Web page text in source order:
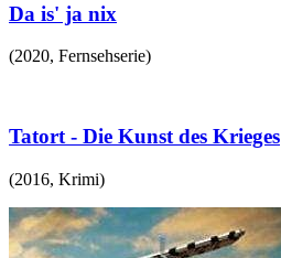
Da is' ja nix
(2020, Fernsehserie)
Tatort - Die Kunst des Krieges
(2016, Krimi)